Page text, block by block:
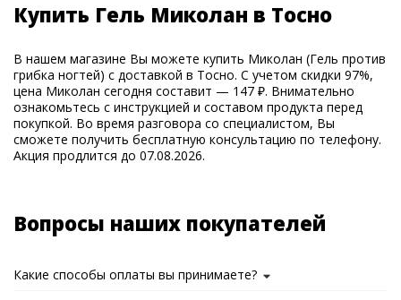
Купить Гель Миколан в Тосно
В нашем магазине Вы можете купить Миколан (Гель против
грибка ногтей) с доставкой в Тосно. С учетом скидки 97%,
цена Миколан сегодня составит — 147 ₽. Внимательно
ознакомьтесь с инструкцией и составом продукта перед
покупкой. Во время разговора со специалистом, Вы
сможете получить бесплатную консультацию по телефону.
Акция продлится до 07.08.2026.
Вопросы наших покупателей
Какие способы оплаты вы принимаете?